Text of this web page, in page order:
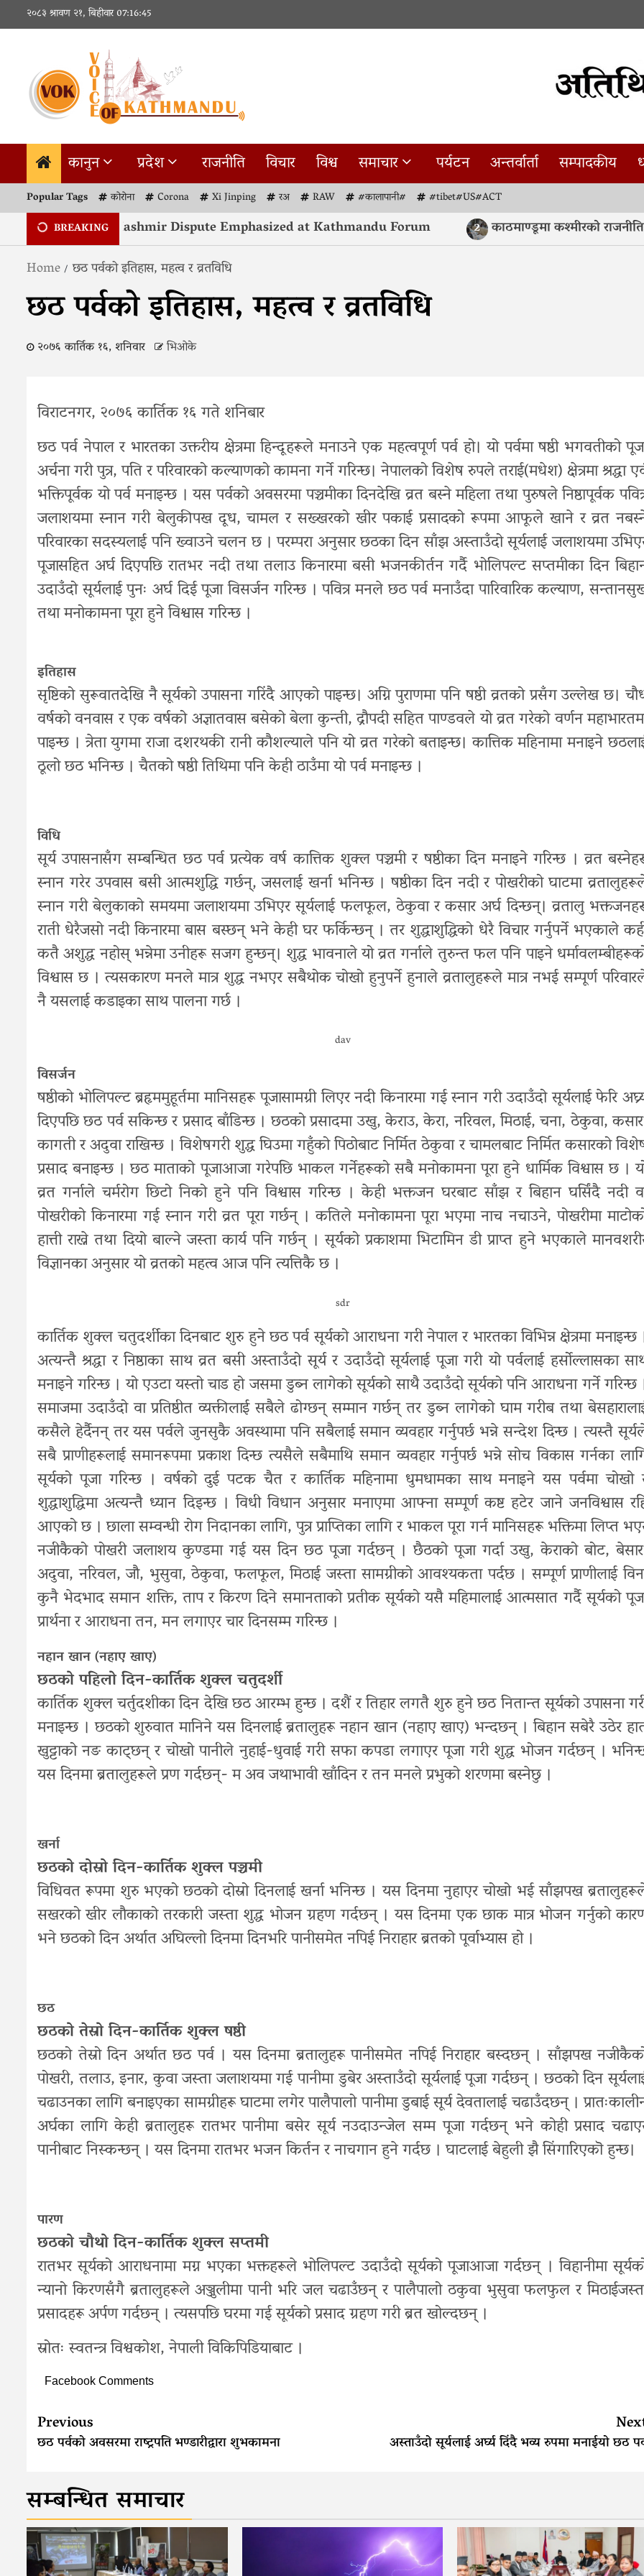
२०८३ श्रावण २१, बिहीवार07:16:46
कानुन प्रदेश राजनीति विचार विश्व समाचार पर्यटन अन्तर्वार्ता सम्पादकीय
Popular Tags कोरोना Corona Xi Jinping रअ RAW #कालापानी#
#tibet#US#ACT
BREAKING
of Kashmir Dispute Emphasized at Kathmandu Forum काठमाण्डूमा कश्मीरको राजनीतिक
Home छठ पर्वको इतिहास, महत्व र व्रतविधि
छठ पर्वको इतिहास, महत्व र व्रतविधि
२०७६ कार्तिक १६, शनिवार भिओके
विराटनगर, २०७६ कार्तिक १६ गते शनिबार
छठ पर्व नेपाल र भारतका उक्तरीय क्षेत्रमा हिन्दूहरूले मनाउने एक महत्वपूर्ण पर्व हो। यो पर्वमा षष्ठी भगवतीको
अर्चना गरी पुत्र, पति र परिवारको कल्याणको कामना गर्ने गरिन्छ। नेपालको विशेष रुपले तराई(मधेश) क्षेत्रमा श्रद्धा
भक्तिपूर्वक यो पर्व मनाइन्छ । यस पर्वको अवसरमा पञ्चमीका दिनदेखि व्रत बस्ने महिला तथा पुरुषले निष्ठापूर्वक
जलाशयमा स्नान गरी बेलुकीपख दूध, चामल र सख्खरको खीर पकाई प्रसादको रूपमा आफूले खाने र व्रत
परिवारका सदस्यलाई पनि ख्वाउने चलन छ । परम्परा अनुसार छठका दिन साँझ अस्ताउँदो सूर्यलाई जलाशयमा
पूजासहित अर्घ दिएपछि रातभर नदी तथा तलाउ किनारमा बसी भजनकीर्तन गर्दै भोलिपल्ट सप्तमीका दिन
उदाउँदो सूर्यलाई पुनः अर्घ दिई पूजा विसर्जन गरिन्छ । पवित्र मनले छठ पर्व मनाउँदा पारिवारिक कल्याण,
तथा मनोकामना पूरा हुने विश्वास गरिन्छ ।
इतिहास
सृष्टिको सुरूवातदेखि नै सूर्यको उपासना गरिंदै आएको पाइन्छ। अग्नि पुराणमा पनि षष्ठी व्रतको प्रसँग उल्लेख छ।
वर्षको वनवास र एक वर्षको अज्ञातवास बसेको बेला कुन्ती, द्रौपदी सहित पाण्डवले यो व्रत गरेको वर्णन
पाइन्छ । त्रेता युगमा राजा दशरथकी रानी कौशल्याले पनि यो व्रत गरेको बताइन्छ। कात्तिक महिनामा मनाइने
ठूलो छठ भनिन्छ । चैतको षष्ठी तिथिमा पनि केही ठाउँमा यो पर्व मनाइन्छ ।
विधि
सूर्य उपासनासँग सम्बन्धित छठ पर्व प्रत्येक वर्ष कात्तिक शुक्ल पञ्चमी र षष्ठीका दिन मनाइने गरिन्छ । व्रत
स्नान गरेर उपवास बसी आत्मशुद्धि गर्छन्, जसलाई खर्ना भनिन्छ । षष्ठीका दिन नदी र पोखरीको घाटमा
स्नान गरी बेलुकाको समयमा जलाशयमा उभिएर सूर्यलाई फलफूल, ठेकुवा र कसार अर्घ दिन्छन्। व्रतालु
राती धेरैजसो नदी किनारमा बास बस्छन् भने केही घर फर्किन्छन् । तर शुद्धाशुद्धिको धेरै विचार गर्नुपर्ने भएकाले
कतै अशुद्ध नहोस् भन्नेमा उनीहरू सजग हुन्छन्। शुद्ध भावनाले यो व्रत गर्नाले तुरुन्त फल पनि पाइने
विश्वास छ । त्यसकारण मनले मात्र शुद्ध नभएर सबैथोक चोखो हुनुपर्ने हुनाले व्रतालुहरूले मात्र नभई सम्पूर्ण
नै यसलाई कडाइका साथ पालना गर्छ ।
dav
विसर्जन
षष्ठीको भोलिपल्ट ब्रहृममुहूर्तमा मानिसहरू पूजासामग्री लिएर नदी किनारमा गई स्नान गरी उदाउँदो सूर्यलाई फेरि
दिएपछि छठ पर्व सकिन्छ र प्रसाद बाँडिन्छ । छठको प्रसादमा उखु, केराउ, केरा, नरिवल, मिठाई, चना, ठेकुवा,
कागती र अदुवा राखिन्छ । विशेषगरी शुद्ध घिउमा गहुँको पिठोबाट निर्मित ठेकुवा र चामलबाट निर्मित कसारको
प्रसाद बनाइन्छ । छठ माताको पूजाआजा गरेपछि भाकल गर्नेहरूको सबै मनोकामना पूरा हुने धार्मिक विश्वास छ ।
व्रत गर्नाले चर्मरोग छिटो निको हुने पनि विश्वास गरिन्छ । केही भक्तजन घरबाट साँझ र बिहान घर्सिंदै नदी
पोखरीको किनारमा गई स्नान गरी व्रत पूरा गर्छन् । कतिले मनोकामना पूरा भएमा नाच नचाउने, पोखरीमा
हात्ती राख्ने तथा दियो बाल्ने जस्ता कार्य पनि गर्छन् । सूर्यको प्रकाशमा भिटामिन डी प्राप्त हुने भएकाले
विज्ञानका अनुसार यो व्रतको महत्व आज पनि त्यत्तिकै छ ।
sdr
कार्तिक शुक्ल चतुदर्शीका दिनबाट शुरु हुने छठ पर्व सूर्यको आराधना गरी नेपाल र भारतका विभिन्न क्षेत्रमा मनाइन्छ
अत्यन्तै श्रद्धा र निष्ठाका साथ व्रत बसी अस्ताउँदो सूर्य र उदाउँदो सूर्यलाई पूजा गरी यो पर्वलाई हर्सोल्लासका
मनाइने गरिन्छ । यो एउटा यस्तो चाड हो जसमा डुब्न लागेको सूर्यको साथै उदाउँदो सूर्यको पनि आराधना गर्ने गरिन्छ
समाजमा उदाउँदो वा प्रतिष्ठीत व्यक्तीलाई सबैले ढोग्छन् सम्मान गर्छन् तर डुब्न लागेको घाम गरीब तथा
कसैले हेर्दैनन् तर यस पर्वले जुनसुकै अवस्थामा पनि सबैलाई समान व्यवहार गर्नुपर्छ भन्ने सन्देश दिन्छ । त्यस्तै
सबै प्राणीहरूलाई समानरूपमा प्रकाश दिन्छ त्यसैले सबैमाथि समान व्यवहार गर्नुपर्छ भन्ने सोच विकास गर्नका
सूर्यको पूजा गरिन्छ । वर्षको दुई पटक चैत र कार्तिक महिनामा धुमधामका साथ मनाइने यस पर्वमा चोखो
शुद्धाशुद्धिमा अत्यन्तै ध्यान दिइन्छ । विधी विधान अनुसार मनाएमा आफ्ना सम्पूर्ण कष्ट हटेर जाने जनविश्वास
आएको छ । छाला सम्वन्धी रोग निदानका लागि, पुत्र प्राप्तिका लागि र भाकल पूरा गर्न मानिसहरू भक्तिमा लिप्त
नजीकैको पोखरी जलाशय कुण्डमा गई यस दिन छठ पूजा गर्दछन् । छैठको पूजा गर्दा उखु, केराको बोट,
अदुवा, नरिवल, जौ, भुसुवा, ठेकुवा, फलफूल, मिठाई जस्ता सामग्रीको आवश्यकता पर्दछ । सम्पूर्ण प्राणीलाई
कुनै भेदभाद समान शक्ति, ताप र किरण दिने समानताको प्रतीक सूर्यको यसै महिमालाई आत्मसात गर्दै सूर्यको
प्रार्थना र आराधना तन, मन लगाएर चार दिनसम्म गरिन्छ ।
नहान खान (नहाए खाए)
छठको पहिलो दिन-कार्तिक शुक्ल चतुदर्शी
कार्तिक शुक्ल चर्तुदशीका दिन देखि छठ आरम्भ हुन्छ । दशैं र तिहार लगतै शुरु हुने छठ नितान्त सूर्यको उपासना
मनाइन्छ । छठको शुरुवात मानिने यस दिनलाई ब्रतालुहरू नहान खान (नहाए खाए) भन्दछन् । बिहान सबेरै उठेर
खुट्टाको नङ काट्छन् र चोखो पानीले नुहाई-धुवाई गरी सफा कपडा लगाएर पूजा गरी शुद्ध भोजन गर्दछन् ।
यस दिनमा ब्रतालुहरूले प्रण गर्दछन्- म अव जथाभावी खाँदिन र तन मनले प्रभुको शरणमा बस्नेछु ।
खर्ना
छठको दोस्रो दिन-कार्तिक शुक्ल पञ्चमी
विधिवत रूपमा शुरु भएको छठको दोस्रो दिनलाई खर्ना भनिन्छ । यस दिनमा नुहाएर चोखो भई साँझपख
सखरको खीर लौकाको तरकारी जस्ता शुद्ध भोजन ग्रहण गर्दछन् । यस दिनमा एक छाक मात्र भोजन गर्नुको
भने छठको दिन अर्थात अघिल्लो दिनमा दिनभरि पानीसमेत नपिई निराहार ब्रतको पूर्वाभ्यास हो ।
छठ
छठको तेस्रो दिन-कार्तिक शुक्ल षष्ठी
छठको तेस्रो दिन अर्थात छठ पर्व । यस दिनमा ब्रतालुहरू पानीसमेत नपिई निराहार बस्दछन् । साँझपख
पोखरी, तलाउ, इनार, कुवा जस्ता जलाशयमा गई पानीमा डुबेर अस्ताउँदो सूर्यलाई पूजा गर्दछन् । छठको दिन
चढाउनका लागि बनाइएका सामग्रीहरू घाटमा लगेर पालैपालो पानीमा डुबाई सूर्य देवतालाई चढाउँदछन् ।
अर्घका लागि केही ब्रतालुहरू रातभर पानीमा बसेर सूर्य नउदाउन्जेल सम्म पूजा गर्दछन् भने कोही प्रसाद
पानीबाट निस्कन्छन् । यस दिनमा रातभर भजन किर्तन र नाचगान हुने गर्दछ । घाटलाई बेहुली झै सिंगारिएकॊ हुन्छ।
पारण
छठको चौथो दिन-कार्तिक शुक्ल सप्तमी
रातभर सूर्यको आराधनामा मग्न भएका भक्तहरूले भोलिपल्ट उदाउँदो सूर्यको पूजाआजा गर्दछन् । विहानीमा
न्यानो किरणसँगै ब्रतालुहरूले अञ्जुलीमा पानी भरि जल चढाउँछन् र पालैपालो ठकुवा भुसुवा फलफुल र
प्रसादहरू अर्पण गर्दछन् । त्यसपछि घरमा गई सूर्यको प्रसाद ग्रहण गरी ब्रत खोल्दछन् ।
स्रोतः स्वतन्त्र विश्वकोश, नेपाली विकिपिडियाबाट ।
Facebook Comments
Continue
Reading
Previous
छठ पर्वको अवसरमा राष्ट्रपति भण्डारीद्वारा शुभकामना अस्ताउँदो सूर्यलाई अर्घ्य दिंदै भव्य रुपमा मनाईयो छठ
सम्बन्धित समाचार